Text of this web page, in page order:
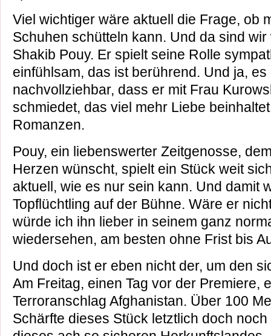
Viel wichtiger wäre aktuell die Frage, ob
Schuhen schütteln kann. Und da sind
Shakib Pouy. Er spielt seine Rolle
einfühlsam, das ist berührend. Und ja, es
nachvollziehbar, dass er mit Frau
schmiedet, das viel mehr Liebe
Romanzen.
Pouy, ein liebenswerter Zeitgenosse,
Herzen wünscht, spielt ein Stück weit
aktuell, wie es nur sein kann. Und damit
Topflüchtling auf der Bühne. Wäre er
würde ich ihn lieber in seinem ganz
wiedersehen, am besten ohne Frist bis
Und doch ist er eben nicht der, um den
Am Freitag, einen Tag vor der Premiere,
Terroranschlag Afghanistan. Über 100
Schärfte dieses Stück letztlich doch